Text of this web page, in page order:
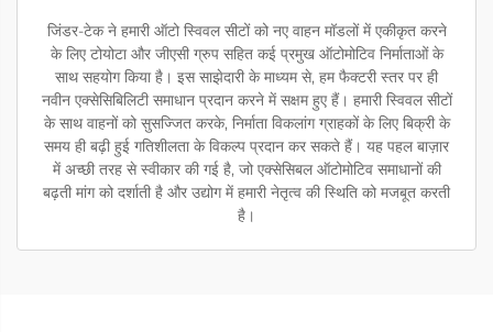
जिंडर-टेक ने हमारी ऑटो स्विवल सीटों को नए वाहन मॉडलों में एकीकृत करने
के लिए टोयोटा और जीएसी ग्रुप सहित कई प्रमुख ऑटोमोटिव निर्माताओं के
साथ सहयोग किया है। इस साझेदारी के माध्यम से, हम फैक्टरी स्तर पर ही
नवीन एक्सेसिबिलिटी समाधान प्रदान करने में सक्षम हुए हैं। हमारी स्विवल सीटों
के साथ वाहनों को सुसज्जित करके, निर्माता विकलांग ग्राहकों के लिए बिक्री के
समय ही बढ़ी हुई गतिशीलता के विकल्प प्रदान कर सकते हैं। यह पहल बाज़ार
में अच्छी तरह से स्वीकार की गई है, जो एक्सेसिबल ऑटोमोटिव समाधानों की
बढ़ती मांग को दर्शाती है और उद्योग में हमारी नेतृत्व की स्थिति को मजबूत करती
है।